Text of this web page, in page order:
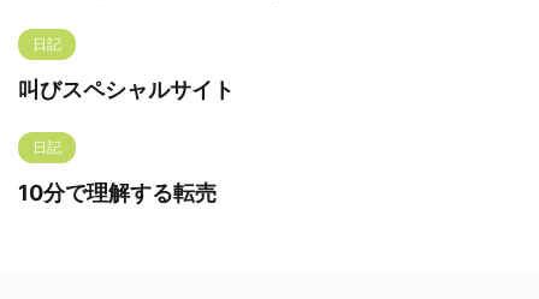
日記
叫びスペシャルサイト
日記
10分で理解する転売